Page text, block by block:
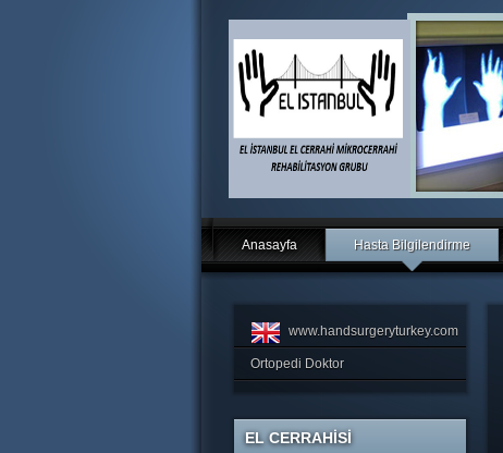
Anasayfa Hasta Bilgilendirme
www.handsurgeryturkey.com
Ortopedi Doktor
EL CERRAHİSİ